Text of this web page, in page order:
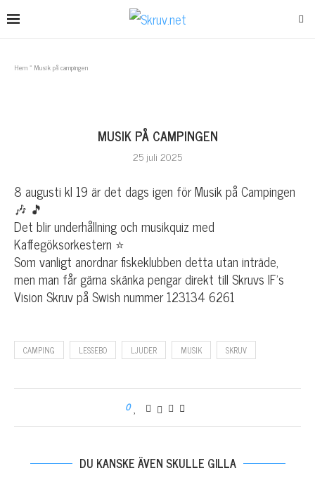
Hem» Musik på campingen
MUSIK PÅ CAMPINGEN
25 juli 2025
8 augusti kl 19 är det dags igen för Musik på Campingen
🎶 🎵
Det blir underhållning och musikquiz med
Kaffegöksorkestern ⭐️
Som vanligt anordnar fiskeklubben detta utan inträde,
men man får gärna skänka pengar direkt till Skruvs IF’s
Vision Skruv på Swish nummer 123134 6261
CAMPING LESSEBO LJUDER MUSIK SKRUV
0
DU KANSKE ÄVEN SKULLE GILLA